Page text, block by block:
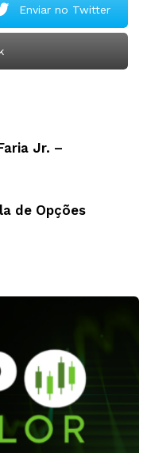
Enviar no Twitter
Jr. –
de Opções